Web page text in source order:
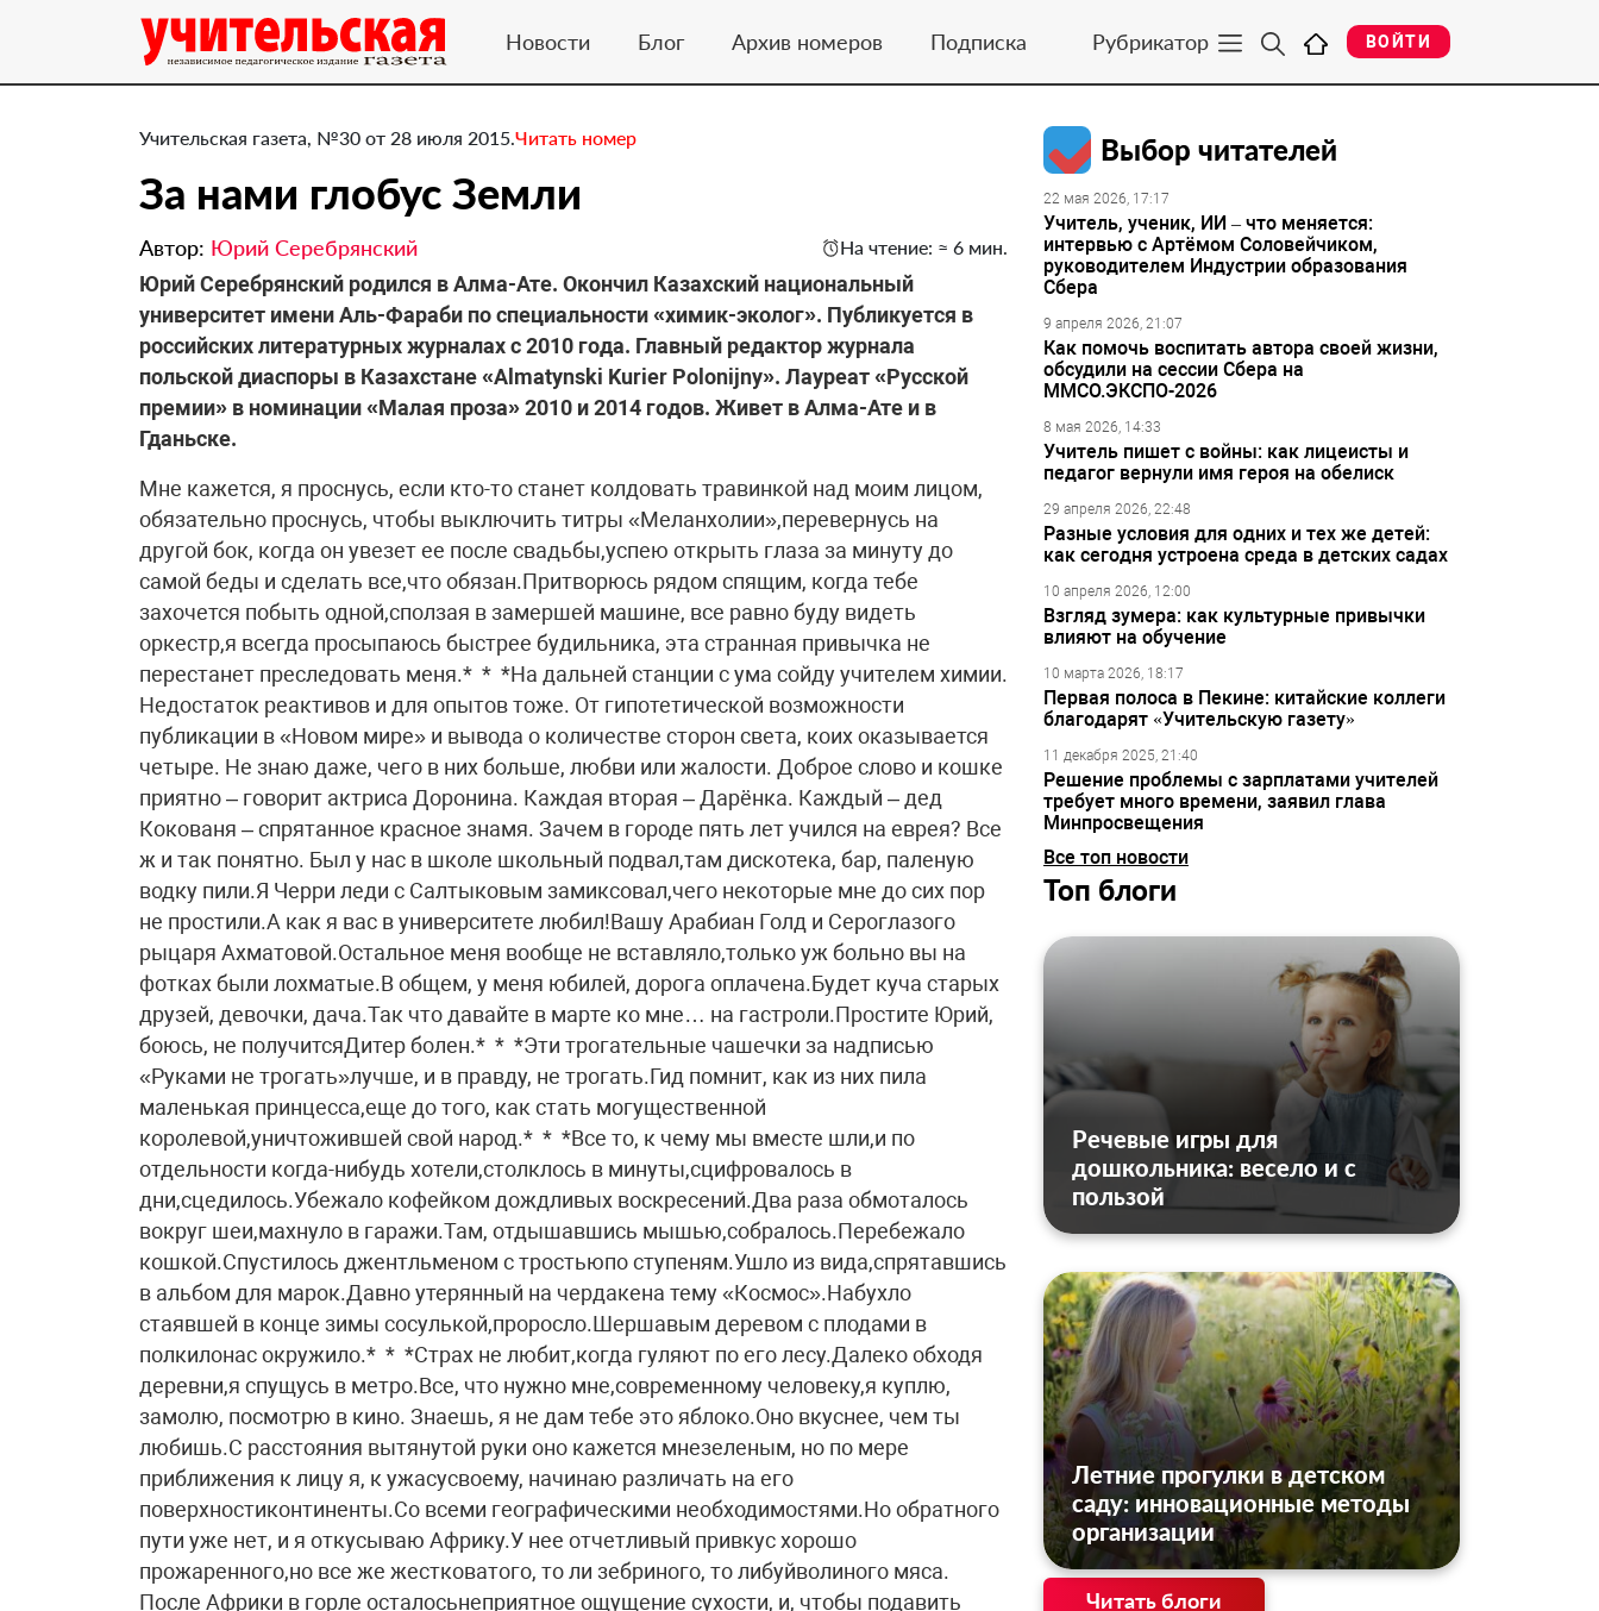
Новости Блог Архив номеров Подписка Рубрикатор ВОЙТИ
Учительская газета, №30 от 28 июля 2015.Читать номер
За нами глобус Земли
Автор: Юрий Серебрянский На чтение: ≈ 6 мин.
Юрий Серебрянский родился в Алма-Ате. Окончил Казахский национальный
университет имени Аль-Фараби по специальности «химик-эколог». Публикуется в
российских литературных журналах с 2010 года. Главный редактор журнала
польской диаспоры в Казахстане «Almatynski Kurier Polonijny». Лауреат «Русской
премии» в номинации «Малая проза» 2010 и 2014 годов. Живет в Алма-Ате и в
Гданьске.
Мне кажется, я проснусь, если кто-то станет колдовать травинкой над моим лицом,
обязательно проснусь, чтобы выключить титры «Меланхолии»,перевернусь на
другой бок, когда он увезет ее после свадьбы,успею открыть глаза за минуту до
самой беды и сделать все,что обязан.Притворюсь рядом спящим, когда тебе
захочется побыть одной,сползая в замершей машине, все равно буду видеть
оркестр,я всегда просыпаюсь быстрее будильника, эта странная привычка не
перестанет преследовать меня.* * *На дальней станции с ума сойду учителем химии.
Недостаток реактивов и для опытов тоже. От гипотетической возможности
публикации в «Новом мире» и вывода о количестве сторон света, коих оказывается
четыре. Не знаю даже, чего в них больше, любви или жалости. Доброе слово и кошке
приятно – говорит актриса Доронина. Каждая вторая – Дарёнка. Каждый – дед
Кокованя – спрятанное красное знамя. Зачем в городе пять лет учился на еврея? Все
ж и так понятно. Был у нас в школе школьный подвал,там дискотека, бар, паленую
водку пили.Я Черри леди с Салтыковым замиксовал,чего некоторые мне до сих пор
не простили.А как я вас в университете любил!Вашу Арабиан Голд и Сероглазого
рыцаря Ахматовой.Остальное меня вообще не вставляло,только уж больно вы на
фотках были лохматые.В общем, у меня юбилей, дорога оплачена.Будет куча старых
друзей, девочки, дача.Так что давайте в марте ко мне… на гастроли.Простите Юрий,
боюсь, не получитсяДитер болен.* * *Эти трогательные чашечки за надписью
«Руками не трогать»лучше, и в правду, не трогать.Гид помнит, как из них пила
маленькая принцесса,еще до того, как стать могущественной
королевой,уничтожившей свой народ.* * *Все то, к чему мы вместе шли,и по
отдельности когда-нибудь хотели,столклось в минуты,сцифровалось в
дни,сцедилось.Убежало кофейком дождливых воскресений.Два раза обмоталось
вокруг шеи,махнуло в гаражи.Там, отдышавшись мышью,собралось.Перебежало
кошкой.Спустилось джентльменом с тростьюпо ступеням.Ушло из вида,спрятавшись
в альбом для марок.Давно утерянный на чердакена тему «Космос».Набухло
стаявшей в конце зимы сосулькой,проросло.Шершавым деревом с плодами в
полкилонас окружило.* * *Страх не любит,когда гуляют по его лесу.Далеко обходя
деревни,я спущусь в метро.Все, что нужно мне,современному человеку,я куплю,
замолю, посмотрю в кино. Знаешь, я не дам тебе это яблоко.Оно вкуснее, чем ты
любишь.С расстояния вытянутой руки оно кажется мнезеленым, но по мере
приближения к лицу я, к ужасусвоему, начинаю различать на его
поверхностиконтиненты.Со всеми географическими необходимостями.Но обратного
пути уже нет, и я откусываю Африку.У нее отчетливый привкус хорошо
прожаренного,но все же жестковатого, то ли зебриного, то либуйволиного мяса.
После Африки в горле осталосьнеприятное ощущение сухости, и, чтобы подавить
Выбор читателей
22 мая 2026, 17:17
Учитель, ученик, ИИ – что меняется:
интервью с Артёмом Соловейчиком,
руководителем Индустрии образования
Сбера
9 апреля 2026, 21:07
Как помочь воспитать автора своей жизни,
обсудили на сессии Сбера на
ММСО.ЭКСПО-2026
8 мая 2026, 14:33
Учитель пишет с войны: как лицеисты и
педагог вернули имя героя на обелиск
29 апреля 2026, 22:48
Разные условия для одних и тех же детей:
как сегодня устроена среда в детских садах
10 апреля 2026, 12:00
Взгляд зумера: как культурные привычки
влияют на обучение
10 марта 2026, 18:17
Первая полоса в Пекине: китайские коллеги
благодарят «Учительскую газету»
11 декабря 2025, 21:40
Решение проблемы с зарплатами учителей
требует много времени, заявил глава
Минпросвещения
Все топ новости
Топ блоги
Речевые игры для
дошкольника: весело и с
пользой
Летние прогулки в детском
саду: инновационные методы
организации
Читать блоги